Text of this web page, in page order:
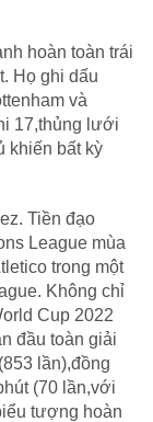
hoàn toàn trái
Họ ghi dấu
và
17,thủng lưới
khiến bất kỳ
Tiền đạo
League mùa
trong một
Không chỉ
Cup 2022
đầu toàn giải
lần),đồng
(70 lần,với
tượng hoàn